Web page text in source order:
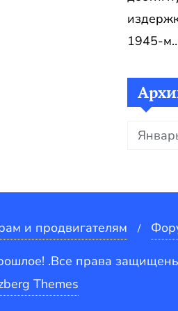
1945-
Архивы
и продвигателям
.Все права
Themes